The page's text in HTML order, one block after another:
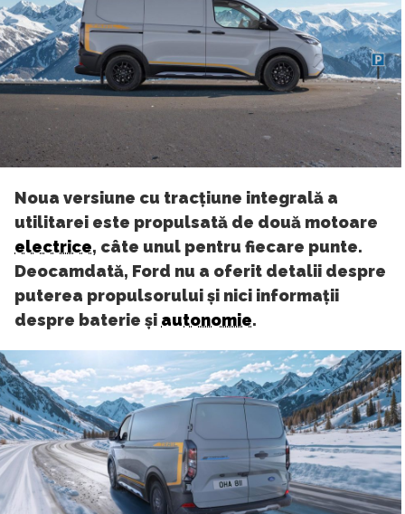
Noua versiune cu tracțiune integrală a
utilitarei este propulsată de două motoare
electrice, câte unul pentru fiecare punte.
Deocamdată, Ford nu a oferit detalii despre
puterea propulsorului și nici informații
despre baterie și autonomie.